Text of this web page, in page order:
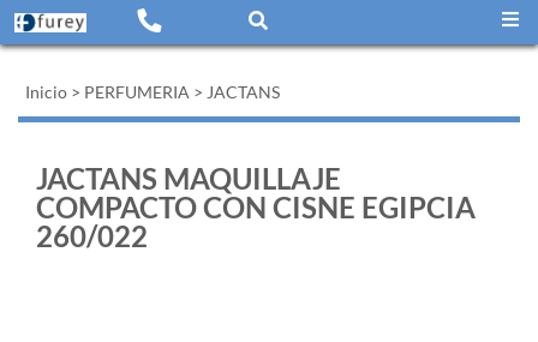
Inicio > PERFUMERIA > JACTANS
JACTANS MAQUILLAJE
COMPACTO CON CISNE EGIPCIA
260/022